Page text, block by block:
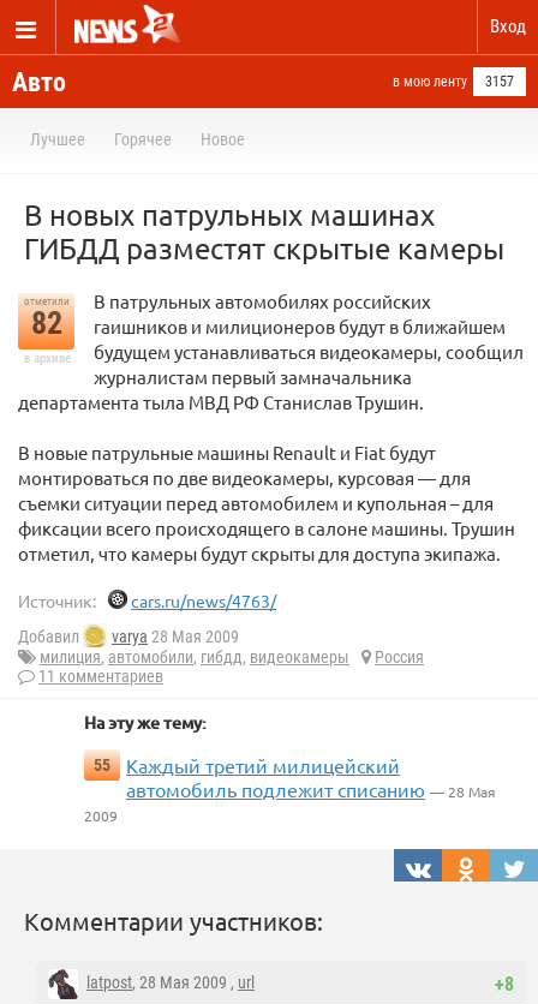
Вход
Авто в мою ленту 3157
Лучшее Горячее Новое
В новых патрульных машинах
ГИБДД разместят скрытые камеры
отметили
82
в архиве
В патрульных автомобилях российских
гаишников и милиционеров будут в ближайшем
будущем устанавливаться видеокамеры, сообщил
журналистам первый замначальника
департамента тыла МВД РФ Станислав Трушин.
В новые патрульные машины Renault и Fiat будут
монтироваться по две видеокамеры, курсовая — для
съемки ситуации перед автомобилем и купольная – для
фиксации всего происходящего в салоне машины. Трушин
отметил, что камеры будут скрыты для доступа экипажа.
Источник: cars.ru/news/4763/
Добавил varya 28 Мая 2009
милиция, автомобили, гибдд, видеокамеры
Россия
11 комментариев
На эту же тему:
55
Каждый третий милицейский
автомобиль подлежит списанию — 28 Мая
2009
Комментарии участников:
+8
latpost, 28 Мая 2009 , url